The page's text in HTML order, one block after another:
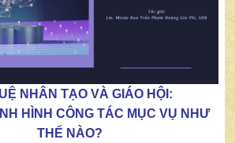
NHÂN TẠO VÀ GIÁO HỘI:
HÌNH CÔNG TÁC MỤC VỤ NHƯ
THẾ NÀO?